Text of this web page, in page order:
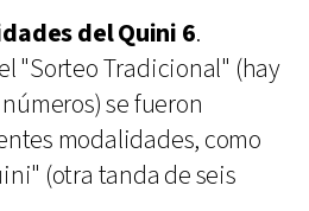
del Quini 6.
"Sorteo Tradicional" (hay
se fueron
modalidades, como
(otra tanda de seis